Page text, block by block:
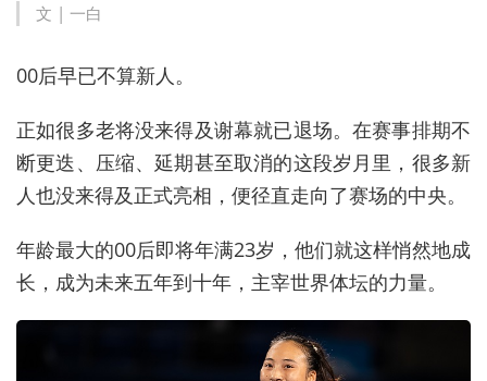
文 | 一白
00后早已不算新人。
正如很多老将没来得及谢幕就已退场。在赛事排期不
断更迭、压缩、延期甚至取消的这段岁月里，很多新
人也没来得及正式亮相，便径直走向了赛场的中央。
年龄最大的00后即将年满23岁，他们就这样悄然地成
长，成为未来五年到十年，主宰世界体坛的力量。